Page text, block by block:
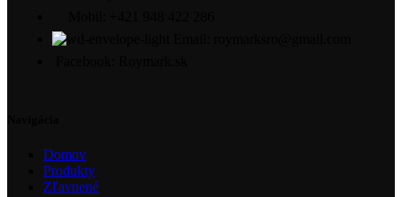
Domov
Produkty
Zľavnené